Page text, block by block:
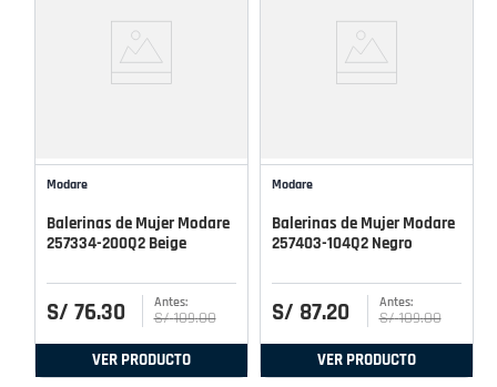
Modare
Balerinas de Mujer Modare
257334-200Q2 Beige
S/ 76.30 S/ 109.00
VER PRODUCTO
Modare
Balerinas de Mujer Modare
257403-104Q2 Negro
S/ 87.20 S/ 109.00
VER PRODUCTO